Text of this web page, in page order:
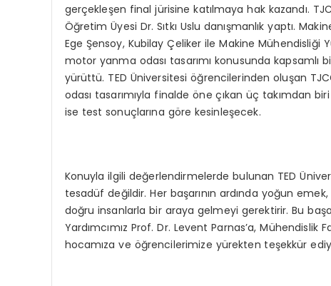
gerçekleşen final jürisine katılmaya hak kazandı.
Öğretim Üyesi Dr. Sıtkı Uslu danışmanlık yaptı.
Ege Şensoy, Kubilay Çeliker ile Makine Mühendisliği
motor yanma odası tasarımı konusunda kapsamlı
yürüttü. TED Üniversitesi öğrencilerinden oluşan
odası tasarımıyla finalde öne çıkan üç takımdan
ise test sonuçlarına göre kesinleşecek.
Konuyla ilgili değerlendirmelerde bulunan TED
tesadüf değildir. Her başarının ardında yoğun
doğru insanlarla bir araya gelmeyi gerektirir. Bu
Yardımcımız Prof. Dr. Levent Parnas’a, Mühendislik
hocamıza ve öğrencilerimize yürekten teşekkür